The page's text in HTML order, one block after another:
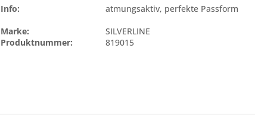
Info:
atmungsaktiv, perfekte Passform
Marke:
SILVERLINE
Produktnummer:
819015